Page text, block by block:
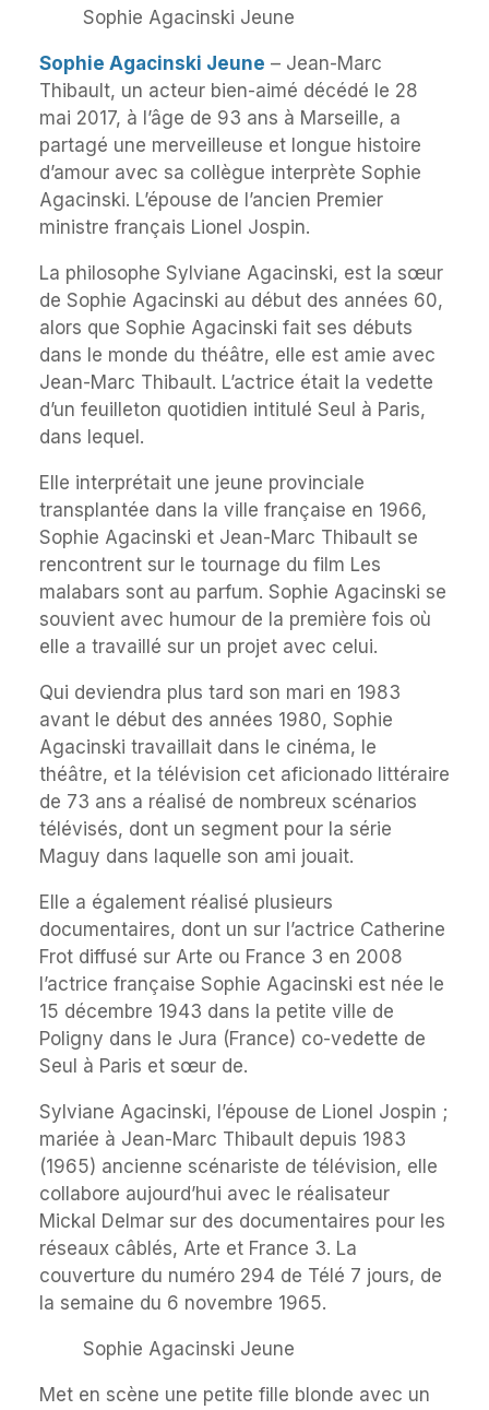
Sophie Agacinski Jeune
Sophie Agacinski Jeune – Jean-Marc
Thibault, un acteur bien-aimé décédé le 28
mai 2017, à l’âge de 93 ans à Marseille, a
partagé une merveilleuse et longue histoire
d’amour avec sa collègue interprète Sophie
Agacinski. L’épouse de l’ancien Premier
ministre français Lionel Jospin.
La philosophe Sylviane Agacinski, est la sœur
de Sophie Agacinski au début des années 60,
alors que Sophie Agacinski fait ses débuts
dans le monde du théâtre, elle est amie avec
Jean-Marc Thibault. L’actrice était la vedette
d’un feuilleton quotidien intitulé Seul à Paris,
dans lequel.
Elle interprétait une jeune provinciale
transplantée dans la ville française en 1966,
Sophie Agacinski et Jean-Marc Thibault se
rencontrent sur le tournage du film Les
malabars sont au parfum. Sophie Agacinski se
souvient avec humour de la première fois où
elle a travaillé sur un projet avec celui.
Qui deviendra plus tard son mari en 1983
avant le début des années 1980, Sophie
Agacinski travaillait dans le cinéma, le
théâtre, et la télévision cet aficionado littéraire
de 73 ans a réalisé de nombreux scénarios
télévisés, dont un segment pour la série
Maguy dans laquelle son ami jouait.
Elle a également réalisé plusieurs
documentaires, dont un sur l’actrice Catherine
Frot diffusé sur Arte ou France 3 en 2008
l’actrice française Sophie Agacinski est née le
15 décembre 1943 dans la petite ville de
Poligny dans le Jura (France) co-vedette de
Seul à Paris et sœur de.
Sylviane Agacinski, l’épouse de Lionel Jospin ;
mariée à Jean-Marc Thibault depuis 1983
(1965) ancienne scénariste de télévision, elle
collabore aujourd’hui avec le réalisateur
Mickal Delmar sur des documentaires pour les
réseaux câblés, Arte et France 3. La
couverture du numéro 294 de Télé 7 jours, de
la semaine du 6 novembre 1965.
Sophie Agacinski Jeune
Met en scène une petite fille blonde avec un